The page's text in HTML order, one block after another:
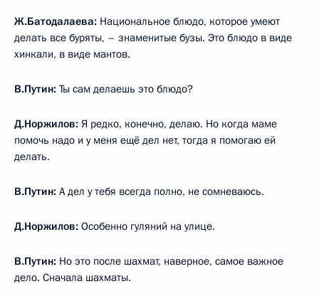
Ж.Батодалаева: Национальное блюдо, которое умеют
делать все буряты, – знаменитые бузы. Это блюдо в виде
хинкали, в виде мантов.
В.Путин: Ты сам делаешь это блюдо?
Д.Норжилов: Я редко, конечно, делаю. Но когда маме
помочь надо и у меня ещё дел нет, тогда я помогаю ей
делать.
В.Путин: А дел у тебя всегда полно, не сомневаюсь.
Д.Норжилов: Особенно гуляний на улице.
В.Путин: Но это после шахмат, наверное, самое важное
дело. Сначала шахматы.